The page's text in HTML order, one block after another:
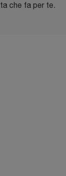
che fa per te.